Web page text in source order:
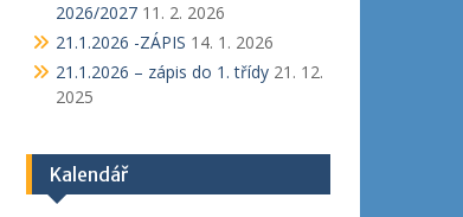
2026/2027 11. 2. 2026
21.1.2026 -ZÁPIS 14. 1. 2026
21.1.2026 – zápis do 1. třídy 21. 12.
2025
Kalendář